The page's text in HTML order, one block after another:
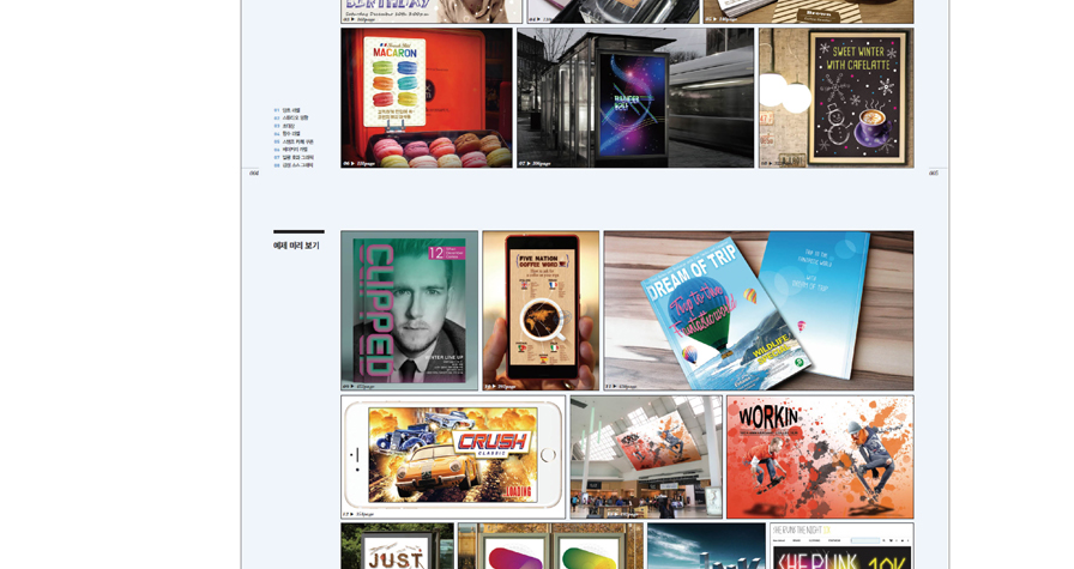
도서 뒷표지 아래쪽에 있는 바코드의 오른쪽 위 숫자
전자책 앞 또는 뒷부분의 판권면 (발행인, 담당 편집자 등을 표시하는 곳) 중 ISBN
분에 표기(예: 979-11-6050-407-1 05320로 된 곳의 뒤 다섯 자리 숫자 05320)
등록
내용*
첨부파일
* 첨부파일은 10M 이내만 가능
문의하기
최근 이용 자료
내 문의/답변
동영상 강좌